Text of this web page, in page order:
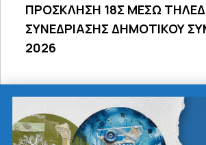
ΠΡΟΣΚΛΗΣΗ 18Σ ΜΕΣΩ
ΣΥΝΕΔΡΙΑΣΗΣ ΔΗΜΟΤΙΚΟΥ
2026